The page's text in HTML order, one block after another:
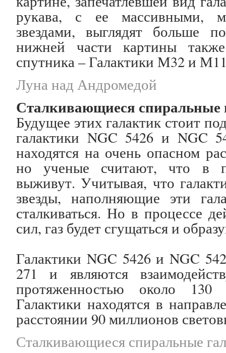
рукава, с ее массивными,
звездами, выглядят больше
нижней части картины
спутника – Галактики М32 и
Луна над Андромедой
Сталкивающиеся спиральные
Будущее этих галактик стоит
галактики NGC 5426 и NGC
находятся на очень опасном
но ученые считают, что в
выживут. Учитывая, что
звезды, наполняющие эти
сталкиваться. Но в процессе
сил, газ будет сгущаться и
Галактики NGC 5426 и NGC
271 и являются
протяженностью около 130
Галактики находятся в
расстоянии 90 миллионов
Сталкивающиеся спиральные